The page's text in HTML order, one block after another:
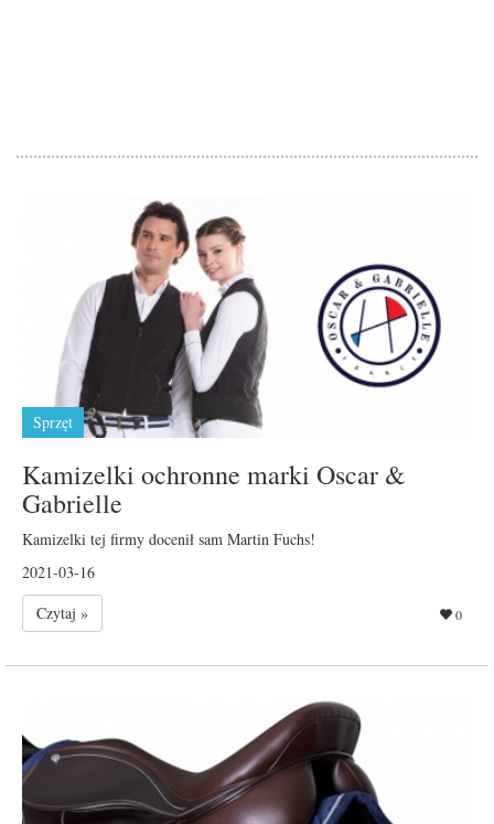
Sprzęt
Kamizelki ochronne marki Oscar &
Gabrielle
Kamizelki tej firmy docenił sam Martin Fuchs!
2021-03-16
Czytaj »
0